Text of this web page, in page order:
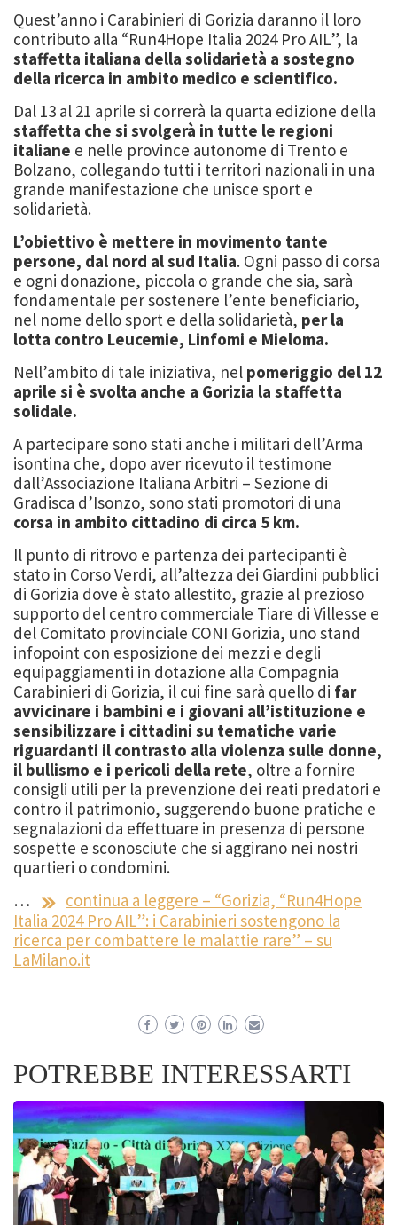
Quest’anno i Carabinieri di Gorizia daranno il loro
contributo alla “Run4Hope Italia 2024 Pro AIL”, la
staffetta italiana della solidarietà a sostegno
della ricerca in ambito medico e scientifico.
Dal 13 al 21 aprile si correrà la quarta edizione della
staffetta che si svolgerà in tutte le regioni
italiane e nelle province autonome di Trento e
Bolzano, collegando tutti i territori nazionali in una
grande manifestazione che unisce sport e
solidarietà.
L’obiettivo è mettere in movimento tante
persone, dal nord al sud Italia. Ogni passo di corsa
e ogni donazione, piccola o grande che sia, sarà
fondamentale per sostenere l’ente beneficiario,
nel nome dello sport e della solidarietà, per la
lotta contro Leucemie, Linfomi e Mieloma.
Nell’ambito di tale iniziativa, nel pomeriggio del 12
aprile si è svolta anche a Gorizia la staffetta
solidale.
A partecipare sono stati anche i militari dell’Arma
isontina che, dopo aver ricevuto il testimone
dall’Associazione Italiana Arbitri – Sezione di
Gradisca d’Isonzo, sono stati promotori di una
corsa in ambito cittadino di circa 5 km.
Il punto di ritrovo e partenza dei partecipanti è
stato in Corso Verdi, all’altezza dei Giardini pubblici
di Gorizia dove è stato allestito, grazie al prezioso
supporto del centro commerciale Tiare di Villesse e
del Comitato provinciale CONI Gorizia, uno stand
infopoint con esposizione dei mezzi e degli
equipaggiamenti in dotazione alla Compagnia
Carabinieri di Gorizia, il cui fine sarà quello di far
avvicinare i bambini e i giovani all’istituzione e
sensibilizzare i cittadini su tematiche varie
riguardanti il contrasto alla violenza sulle donne,
il bullismo e i pericoli della rete, oltre a fornire
consigli utili per la prevenzione dei reati predatori e
contro il patrimonio, suggerendo buone pratiche e
segnalazioni da effettuare in presenza di persone
sospette e sconosciute che si aggirano nei nostri
quartieri o condomini.
…
continua a leggere – “Gorizia, “Run4Hope
Italia 2024 Pro AIL”: i Carabinieri sostengono la
ricerca per combattere le malattie rare” – su
LaMilano.it
POTREBBE INTERESSARTI